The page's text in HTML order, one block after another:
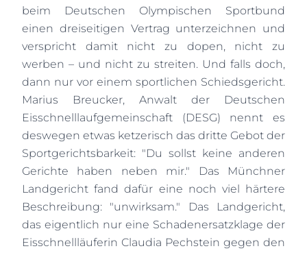
beim Deutschen Olympischen Sportbund
einen dreiseitigen Vertrag unterzeichnen und
verspricht damit nicht zu dopen, nicht zu
werben – und nicht zu streiten. Und falls doch,
dann nur vor einem sportlichen Schiedsgericht.
Marius Breucker, Anwalt der Deutschen
Eisschnelllaufgemeinschaft (DESG) nennt es
deswegen etwas ketzerisch das dritte Gebot der
Sportgerichtsbarkeit: "Du sollst keine anderen
Gerichte haben neben mir." Das Münchner
Landgericht fand dafür eine noch viel härtere
Beschreibung: "unwirksam." Das Landgericht,
das eigentlich nur eine Schadenersatzklage der
Eisschnellläuferin Claudia Pechstein gegen den